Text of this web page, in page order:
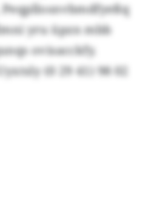
yru üpzn mbb
ovisacckfy.
(0 29 41) 98 02